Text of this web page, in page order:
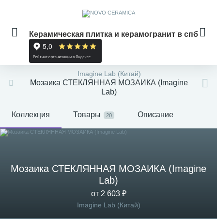
Керамическая плитка и керамогранит в спб
Imagine Lab (Китай)
Мозаика СТЕКЛЯННАЯ МОЗАИКА (Imagine
Lab)
Коллекция Товары 20 Описание
Мозаика СТЕКЛЯННАЯ МОЗАИКА (Imagine
Lab)
от 2 603 ₽
Imagine Lab (Китай)